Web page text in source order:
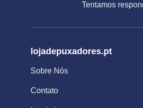
Tentamos
lojadepuxadores.pt
Sobre Nós
Contato